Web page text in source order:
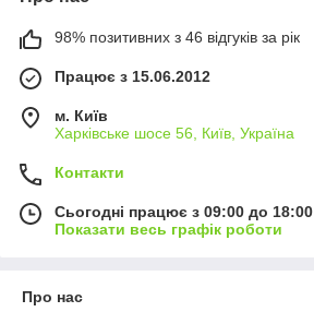
98% позитивних з 46 відгуків за рік
Працює з 15.06.2012
м. Київ
Харківське шосе 56, Київ, Україна
Контакти
Сьогодні працює з 09:00 до 18:00
Показати весь графік роботи
Про нас